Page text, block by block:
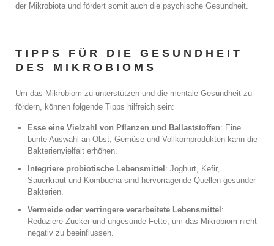
der Mikrobiota und fördert somit auch die psychische Gesundheit.
TIPPS FÜR DIE GESUNDHEIT
DES MIKROBIOMS
Um das Mikrobiom zu unterstützen und die mentale Gesundheit zu
fördern, können folgende Tipps hilfreich sein:
Esse eine Vielzahl von Pflanzen und Ballaststoffen: Eine
bunte Auswahl an Obst, Gemüse und Vollkornprodukten kann die
Bakterienvielfalt erhöhen.
Integriere probiotische Lebensmittel : Joghurt, Kefir,
Sauerkraut und Kombucha sind hervorragende Quellen gesunder
Bakterien.
Vermeide oder verringere verarbeitete Lebensmittel :
Reduziere Zucker und ungesunde Fette, um das Mikrobiom nicht
negativ zu beeinflussen.